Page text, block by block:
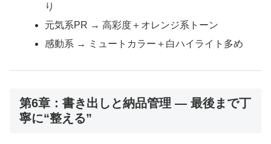
り
元気系PR → 高彩度＋オレンジ系トーン
感動系 → ミュートカラー＋白ハイライト多め
第6章：書き出しと納品管理 ― 最後まで丁
寧に“整える”